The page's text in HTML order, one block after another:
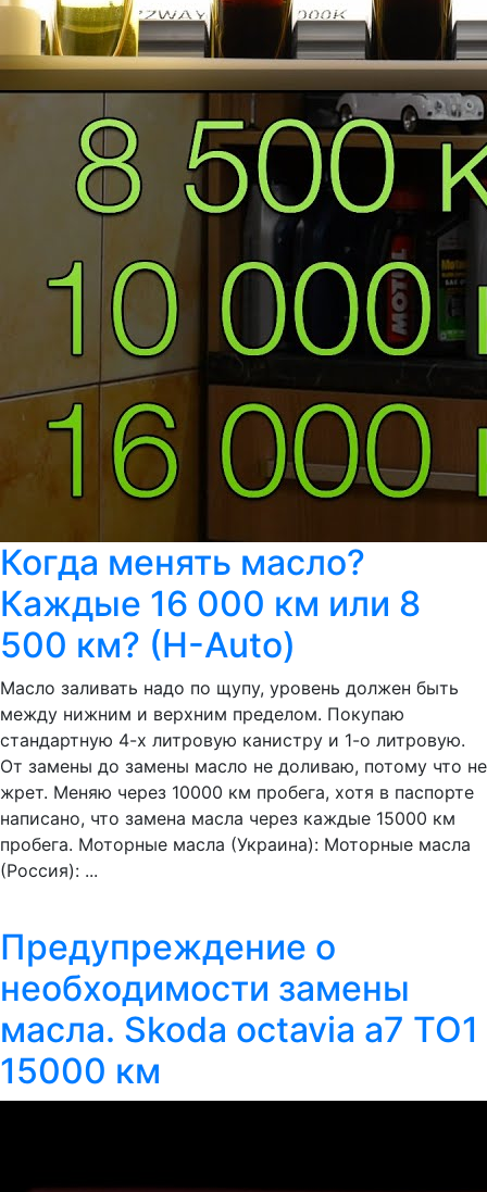
Когда менять масло?
Каждые 16 000 км или 8
500 км? (H-Auto)
Масло заливать надо по щупу, уровень должен быть
между нижним и верхним пределом. Покупаю
стандартную 4-х литровую канистру и 1-о литровую.
От замены до замены масло не доливаю, потому что не
жрет. Меняю через 10000 км пробега, хотя в паспорте
написано, что замена масла через каждые 15000 км
пробега. Моторные масла (Украина): Моторные масла
(Россия): ...
Предупреждение о
необходимости замены
масла. Skoda octavia a7 ТО1
15000 км